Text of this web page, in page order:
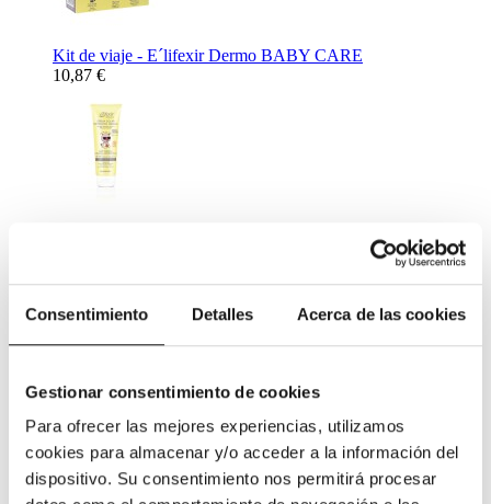
Consentimiento Detalles Acerca de las cookies
Gestionar consentimiento de cookies
Para ofrecer las mejores experiencias, utilizamos
cookies para almacenar y/o acceder a la información del
dispositivo. Su consentimiento nos permitirá procesar
Kit de viaje - E´lifexir Dermo BABY CARE
10,87 €
Crema Solar Mineral Protection SPF50 - E´lifexir Dermo
Complemento Alimenticio para ayudar al descanso nocturno -
Netisum VPT 60 caps
11,31 €